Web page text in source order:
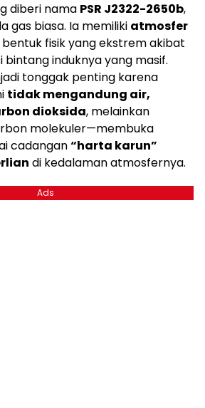
diberi nama PSR J2322-2650b,
gas biasa. Ia memiliki atmosfer
fisik yang ekstrem akibat
induknya yang masif.
tonggak penting karena
tidak mengandung air,
dioksida, melainkan
molekuler—membuka
cadangan“harta karun”
di kedalaman atmosfernya.
Ads